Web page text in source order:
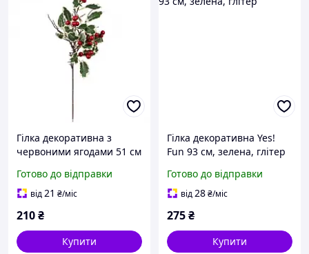
Гілка декоративна з
червоними ягодами 51 см
Готово до відправки
від21 ₴/міс
210₴
Купити
Гілка декоративна Yes!
Fun 93 см, зелена, глітер
Готово до відправки
від28₴/міс
275₴
Купити